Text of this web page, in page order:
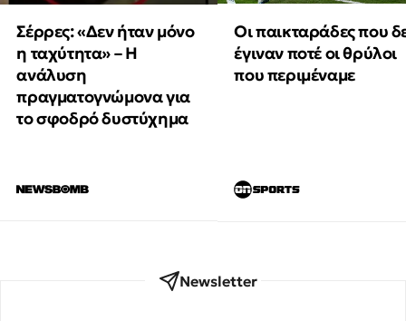
Σέρρες: «Δεν ήταν μόνο
η ταχύτητα» – Η
ανάλυση
πραγματογνώμονα για
το σφοδρό δυστύχημα
Οι παικταράδες που
έγιναν ποτέ οι θρύλοι
που περιμέναμε
Newsletter